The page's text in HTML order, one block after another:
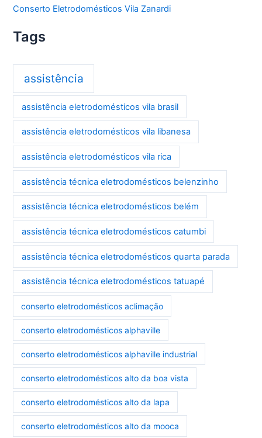
Conserto Eletrodomésticos Vila Zanardi
Tags
assistência
assistência eletrodomésticos vila brasil
assistência eletrodomésticos vila libanesa
assistência eletrodomésticos vila rica
assistência técnica eletrodomésticos belenzinho
assistência técnica eletrodomésticos belém
assistência técnica eletrodomésticos catumbi
assistência técnica eletrodomésticos quarta parada
assistência técnica eletrodomésticos tatuapé
conserto eletrodomésticos aclimação
conserto eletrodomésticos alphaville
conserto eletrodomésticos alphaville industrial
conserto eletrodomésticos alto da boa vista
conserto eletrodomésticos alto da lapa
conserto eletrodomésticos alto da mooca